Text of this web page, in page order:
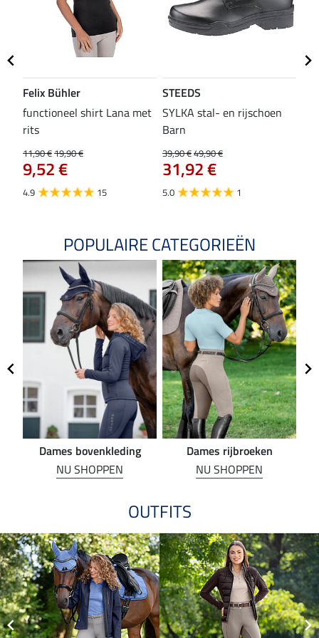
Felix Bühler
functioneel shirt Lana met
rits
11,90 €19,90 €
9,52 €
4.9 15
STEEDS
SYLKA stal- en rijschoen
Barn
39,90 €49,90 €
31,92 €
5.0 1
POPULAIRE CATEGORIEËN
Dames bovenkleding
NU SHOPPEN
Dames rijbroeken
NU SHOPPEN
OUTFITS